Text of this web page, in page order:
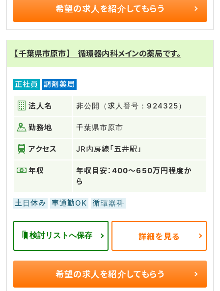
希望の求人を紹介してもらう
【千葉県市原市】 循環器内科メインの薬局です。
正社員 調剤薬局
法人名 非公開（求人番号：924325）
勤務地 千葉県市原市
アクセス JR内房線「五井駅」
年収
年収目安：400～650万円程度か
ら
土日休み 車通勤OK 循環器科
検討リストへ保存 詳細を見る
希望の求人を紹介してもらう